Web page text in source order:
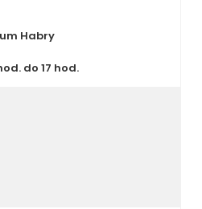
Habry
do 17 hod.